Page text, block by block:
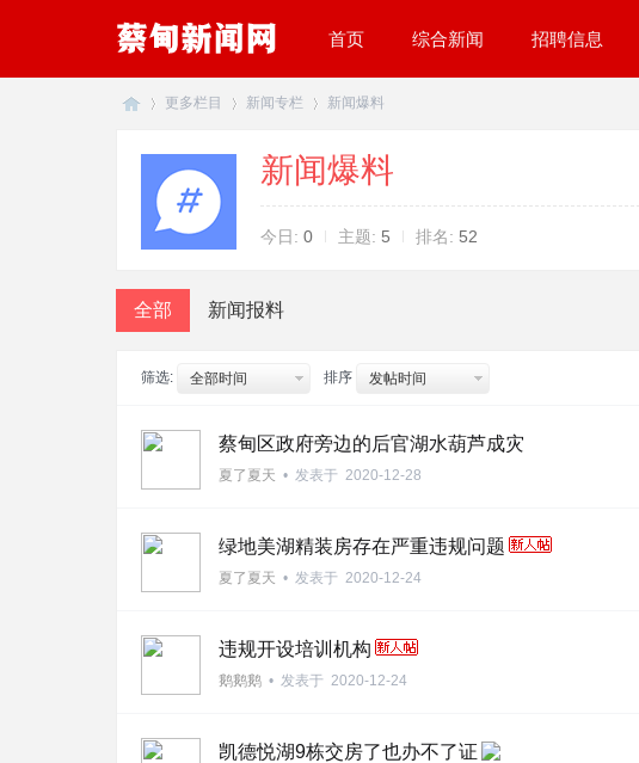
首页 综合新闻 招聘信息
更多栏目 新闻专栏
›
新闻爆料
新闻爆料
今日: 0 主题: 5 排名: 52
全部 新闻报料
筛选: 全部时间 排序 发帖时间
蔡甸区政府旁边的后官湖水葫芦成灾
夏了夏天 • 发表于 2020-12-28
绿地美湖精装房存在严重违规问题
夏了夏天 • 发表于 2020-12-24
违规开设培训机构
鹅鹅鹅 • 发表于 2020-12-24
凯德悦湖9栋交房了也办不了证